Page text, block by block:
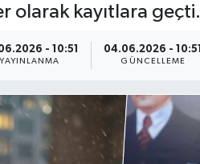
olarak kayıtlara geçti.
- 10:51
YAYINLANMA
04.06.2026 - 10:51
GÜNCELLEME